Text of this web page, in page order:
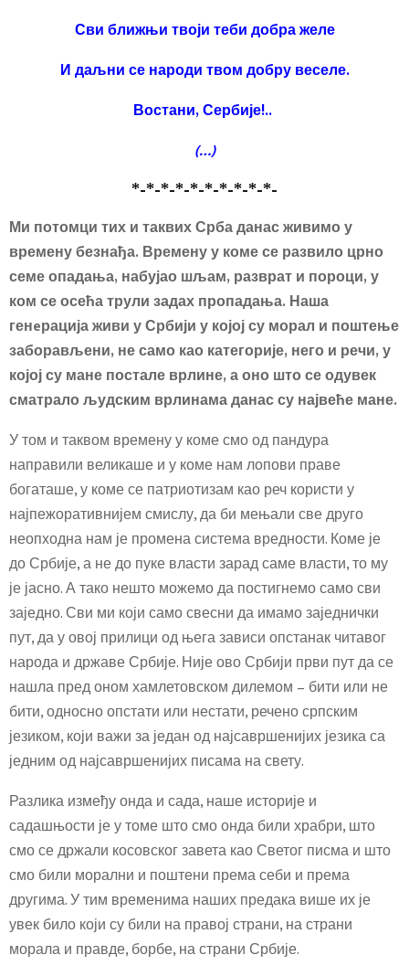
Сви ближњи твоји теби добра желе
И даљни се народи твом добру веселе.
Востани, Сербије!..
(…)
*-*-*-*-*-*-*-*-*-*-
Ми потомци тих и таквих Срба данас живимо у
времену безнађа. Времену у коме се развило црно
семе опадања, набујао шљам, разврат и пороци, у
ком се осећа трули задах пропадања. Наша
генeрација живи у Србији у којојсуморал и поштење
заборављени, несамо као категорије, него и речи, у
којојсуманепосталеврлине, а оно штосеодувек
сматралољудским врлинамаданас сунајвећемане.
У том и таквом времену у коме смо од пандура
направили великаше и у коме нам лопови праве
богаташе, у коме се патриотизам као реч користи у
најпежоративнијем смислу, да би мењали све друго
неопходна нам је промена система вредности. Коме је
до Србије, а не до пуке власти зарад саме власти, то му
је јасно. А тако нешто можемо да постигнемо само сви
заједно. Сви ми који само свесни да имамо заједнички
пут, да у овој прилици од њега зависи опстанак читавог
народа и државе Србије. Није ово Србији први пут да се
нашла пред оном хамлетовском дилемом – бити или не
бити, односно опстати или нестати, речено српским
језиком, који важи за један од најсавршенијих језика са
једним од најсавршенијих писама на свету.
Разлика између онда и сада, наше историје и
садашњости је у томе што смо онда били храбри, што
смо се држали косовског завета као Светог писма и што
смо били морални и поштени према себи и према
другима. У тим временима наших предака више их је
увек било који су били на правој страни, на страни
морала и правде, борбе, на страни Србије.